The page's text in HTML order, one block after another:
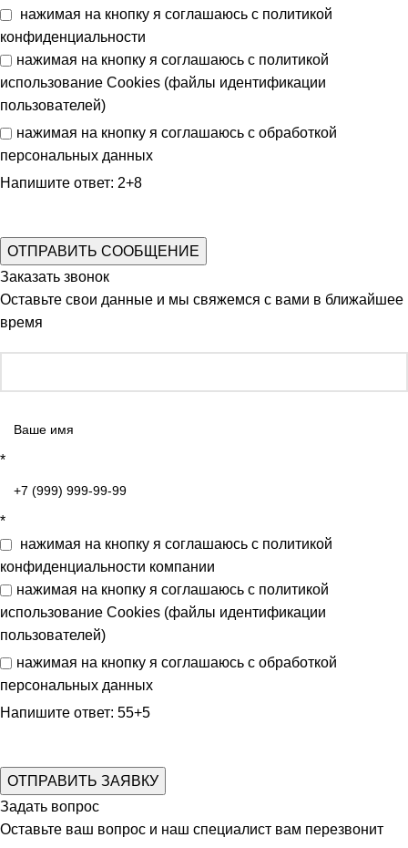
нажимая на кнопку я соглашаюсь с политикой
конфиденциальности
нажимая на кнопку я соглашаюсь с политикой
использование Cookies (файлы идентификации
пользователей)
нажимая на кнопку я соглашаюсь с обработкой
персональных данных
Напишите ответ: 2+8
Заказать звонок
Оставьте свои данные и мы свяжемся с вами в ближайшее
время
*
*
нажимая на кнопку я соглашаюсь с политикой
конфиденциальности компании
нажимая на кнопку я соглашаюсь с политикой
использование Cookies (файлы идентификации
пользователей)
нажимая на кнопку я соглашаюсь с обработкой
персональных данных
Напишите ответ: 55+5
Задать вопрос
Оставьте ваш вопрос и наш специалист вам перезвонит